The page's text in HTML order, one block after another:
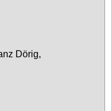
Dö­rig,